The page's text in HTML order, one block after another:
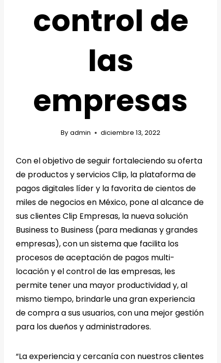
control de
las
empresas
By admin diciembre 13, 2022
Con el objetivo de seguir fortaleciendo su oferta
de productos y servicios Clip, la plataforma de
pagos digitales líder y la favorita de cientos de
miles de negocios en México, pone al alcance de
sus clientes Clip Empresas, la nueva solución
Business to Business (para medianas y grandes
empresas), con un sistema que facilita los
procesos de aceptación de pagos multi-
locación y el control de las empresas, les
permite tener una mayor productividad y, al
mismo tiempo, brindarle una gran experiencia
de compra a sus usuarios, con una mejor gestión
para los dueños y administradores.
“La experiencia y cercanía con nuestros clientes